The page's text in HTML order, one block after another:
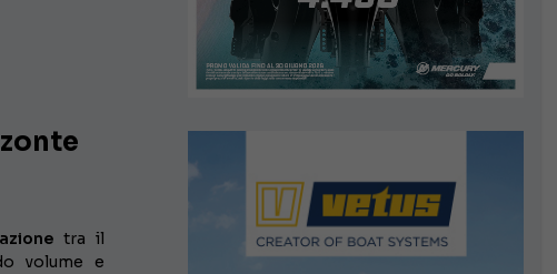
tra il
volume e